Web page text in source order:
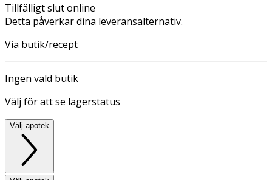
Tillfälligt slut online
Detta påverkar dina leveransalternativ.
Via butik/recept
Ingen vald butik
Välj för att se lagerstatus
Välj apotek